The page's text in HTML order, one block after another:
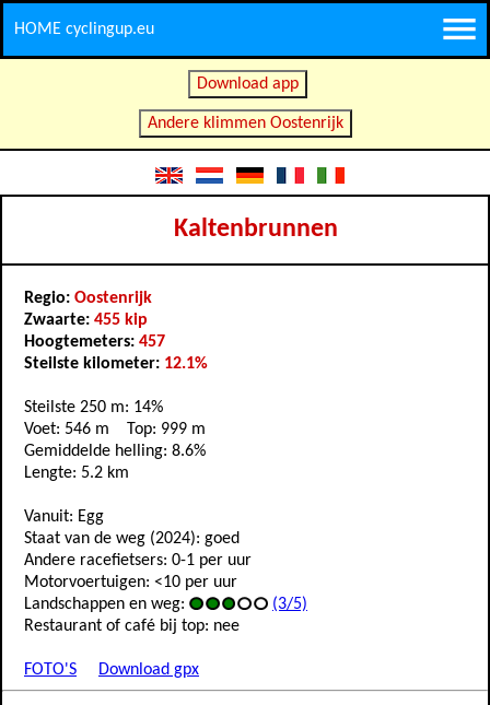
HOME cyclingup.eu
Download app
Andere klimmen Oostenrijk
Kaltenbrunnen
Regio: Oostenrijk
Zwaarte: 455 kip
Hoogtemeters: 457
Steilste kilometer: 12.1%
Steilste 250 m: 14%
Voet: 546 m Top: 999 m
Gemiddelde helling: 8.6%
Lengte: 5.2 km
Vanuit: Egg
Staat van de weg (2024): goed
Andere racefietsers: 0-1 per uur
Motorvoertuigen: <10 per uur
Landschappen en weg:
(3/5)
Restaurant of café bij top: nee
FOTO'S Download gpx